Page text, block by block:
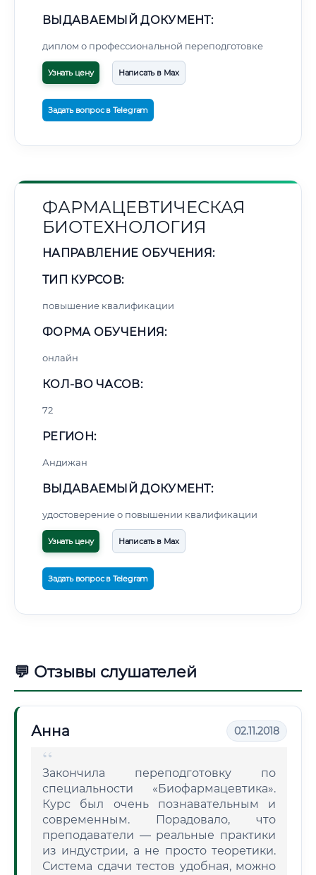
ВЫДАВАЕМЫЙ ДОКУМЕНТ:
диплом о профессиональной переподготовке
Узнать цену Написать в Max
Задать вопрос в Telegram
ФАРМАЦЕВТИЧЕСКАЯ
БИОТЕХНОЛОГИЯ
НАПРАВЛЕНИЕ ОБУЧЕНИЯ:
ТИП КУРСОВ:
повышение квалификации
ФОРМА ОБУЧЕНИЯ:
онлайн
КОЛ-ВО ЧАСОВ:
72
РЕГИОН:
Андижан
ВЫДАВАЕМЫЙ ДОКУМЕНТ:
удостоверение о повышении квалификации
Узнать цену Написать в Max
Задать вопрос в Telegram
💬 Отзывы слушателей
Анна 02.11.2018
Закончила переподготовку по
специальности «Биофармацевтика».
Курс был очень познавательным и
современным. Порадовало, что
преподаватели — реальные практики
из индустрии, а не просто теоретики.
Система сдачи тестов удобная, можно